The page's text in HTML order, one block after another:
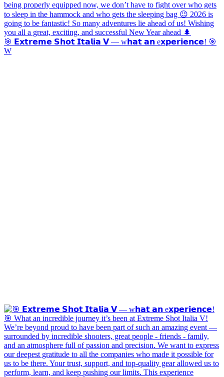
🎯 𝗘𝘅𝘁𝗿𝗲𝗺𝗲 𝗦𝗵𝗼𝘁 𝗜𝘁𝗮𝗹𝗶𝗮 𝗩 — w𝗵𝗮𝘁 𝗮𝗻 e𝘅𝗽𝗲𝗿𝗶𝗲𝗻𝗰𝗲! 🎯
W